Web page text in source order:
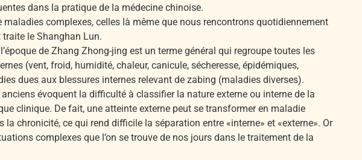
dans la pratique de la médecine chinoise.
maladies complexes, celles là même que nous rencontrons quotidiennement
le Shanghan Lun.
de Zhang Zhong-jing est un terme général qui regroupe toutes les
(vent, froid, humidité, chaleur, canicule, sécheresse, épidémiques,
dues aux blessures internes relevant de zabing (maladies diverses).
évoquent la difficulté à classifier la nature externe ou interne de la
clinique. De fait, une atteinte externe peut se transformer en maladie
la chronicité, ce qui rend difficile la séparation entre «interne» et «externe». Or
complexes que l’on se trouve de nos jours dans le traitement de la